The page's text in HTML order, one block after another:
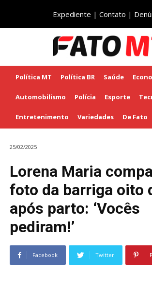
Expediente | Contato |
Política MT Política BR Saúde
Automobilismo Polícia Esporte
Entretenimento Variedades De Fato
25/02/2025
Lorena Maria
foto da barriga oito
após parto: ‘Vocês
pediram!’
Facebook Twitter